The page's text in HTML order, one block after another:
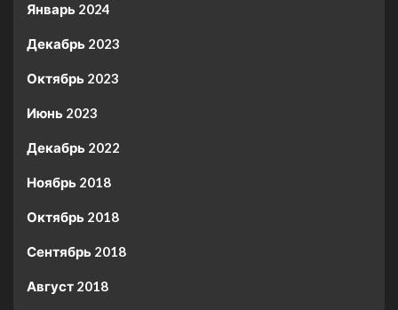
Январь 2024
Декабрь 2023
Октябрь 2023
Июнь 2023
Декабрь 2022
Ноябрь 2018
Октябрь 2018
Сентябрь 2018
Август 2018